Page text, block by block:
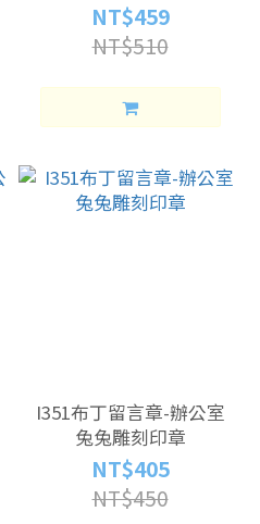
NT$459
NT$510
I351布丁留言章-辦公室
兔兔雕刻印章
NT$405
NT$450